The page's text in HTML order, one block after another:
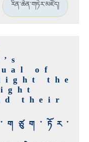
རིན་ཆེན་གཏེར་མཛོད།
of
the
their